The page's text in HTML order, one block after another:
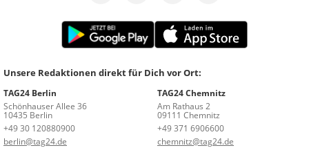
Unsere Redaktionen direkt für Dich vor Ort:
TAG24 Berlin
Schönhauser Allee 36
10435 Berlin
+49 30 120880900
berlin@tag24.de
TAG24 Chemnitz
Am Rathaus 2
09111 Chemnitz
+49 371 6906600
chemnitz@tag24.de